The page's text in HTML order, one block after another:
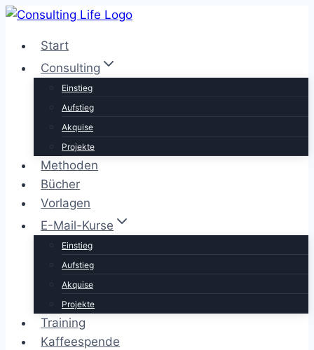
Zum
springenStart
Consulting
Einstieg
Aufstieg
Akquise
Projekte
Methoden
Bücher
Vorlagen
E-Mail-Kurse
Einstieg
Aufstieg
Akquise
Projekte
Training
Kaffeespende